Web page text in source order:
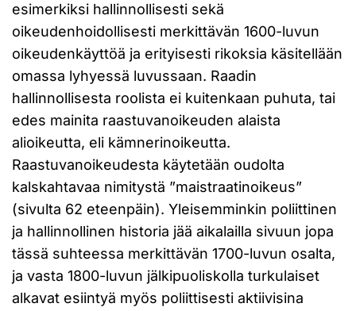
esimerkiksi hallinnollisesti sekä
oikeudenhoidollisesti merkittävän 1600-luvun
oikeudenkäyttöä ja erityisesti rikoksia käsitellään
omassa lyhyessä luvussaan. Raadin
hallinnollisesta roolista ei kuitenkaan puhuta, tai
edes mainita raastuvanoikeuden alaista
alioikeutta, eli kämnerinoikeutta.
Raastuvanoikeudesta käytetään oudolta
kalskahtavaa nimitystä ”maistraatinoikeus”
(sivulta 62 eteenpäin). Yleisemminkin poliittinen
ja hallinnollinen historia jää aikalailla sivuun jopa
tässä suhteessa merkittävän 1700-luvun osalta,
ja vasta 1800-luvun jälkipuoliskolla turkulaiset
alkavat esiintyä myös poliittisesti aktiivisina